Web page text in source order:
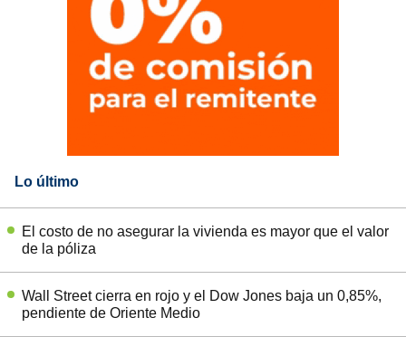
Lo último
El costo de no asegurar la vivienda es mayor que el valor
de la póliza
Wall Street cierra en rojo y el Dow Jones baja un 0,85%,
pendiente de Oriente Medio